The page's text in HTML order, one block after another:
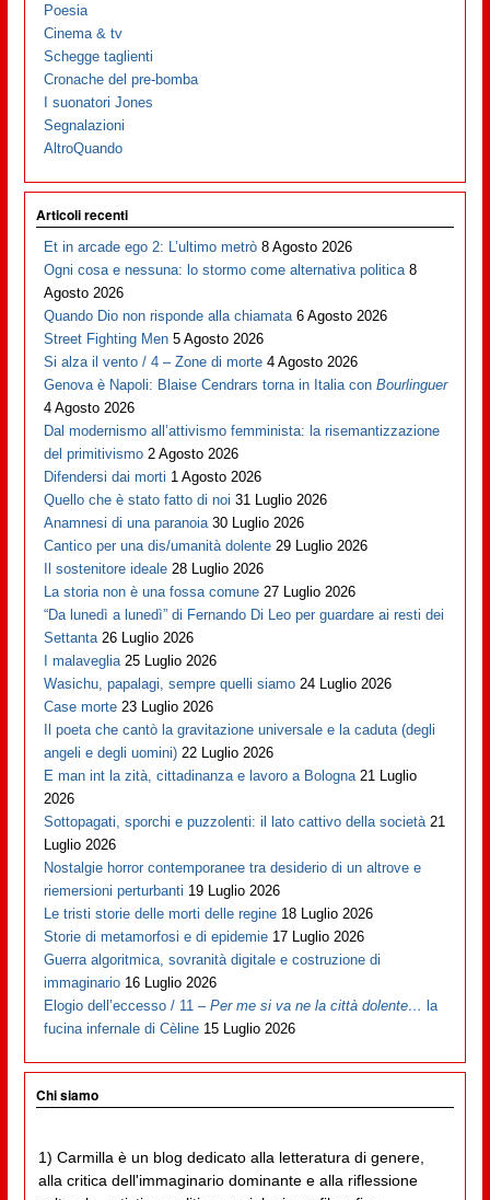
Poesia
Cinema & tv
Schegge taglienti
Cronache del pre-bomba
I suonatori Jones
Segnalazioni
AltroQuando
Articoli recenti
Et in arcade ego 2: L’ultimo metrò 8 Agosto 2026
Ogni cosa e nessuna: lo stormo come alternativa politica 8
Agosto 2026
Quando Dio non risponde alla chiamata 6 Agosto 2026
Street Fighting Men 5 Agosto 2026
Si alza il vento / 4 – Zone di morte 4 Agosto 2026
Genova è Napoli: Blaise Cendrars torna in Italia conBourlinguer
4 Agosto 2026
Dal modernismo all’attivismo femminista: la risemantizzazione
del primitivismo 2 Agosto 2026
Difendersi dai morti 1 Agosto 2026
Quello che è stato fatto di noi 31 Luglio 2026
Anamnesi di una paranoia 30 Luglio 2026
Cantico per una dis/umanità dolente 29 Luglio 2026
Il sostenitore ideale 28 Luglio 2026
La storia non è una fossa comune 27 Luglio 2026
“Da lunedì a lunedì” di Fernando Di Leo per guardare ai resti dei
Settanta 26 Luglio 2026
I malaveglia 25 Luglio 2026
Wasichu, papalagi, sempre quelli siamo 24 Luglio 2026
Case morte 23 Luglio 2026
Il poeta che cantò la gravitazione universale e la caduta (degli
angeli e degli uomini) 22 Luglio 2026
E man int la zità, cittadinanza e lavoro a Bologna 21 Luglio
2026
Sottopagati, sporchi e puzzolenti: il lato cattivo della società 21
Luglio 2026
Nostalgie horror contemporanee tra desiderio di un altrove e
riemersioni perturbanti 19 Luglio 2026
Le tristi storie delle morti delle regine 18 Luglio 2026
Storie di metamorfosi e di epidemie 17 Luglio 2026
Guerra algoritmica, sovranità digitale e costruzione di
immaginario 16 Luglio 2026
Elogio dell’eccesso / 11 –Per me si va ne la città dolente… la
fucina infernale di Cèline 15 Luglio 2026
Chi siamo
1) Carmilla è un blog dedicato alla letteratura di genere,
alla critica dell'immaginario dominante e alla riflessione